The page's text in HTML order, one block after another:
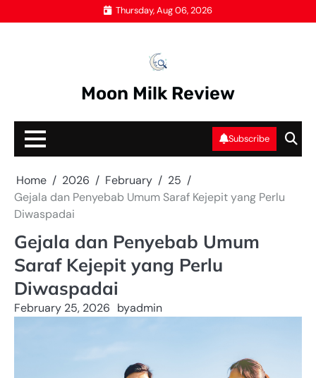
to
Thursday, Aug 06, 2026
Moon Milk Review
Subscribe
Home 2026 February
25
Gejala dan Penyebab Umum Saraf Kejepit yang Perlu
Diwaspadai
Gejala dan Penyebab Umum
Saraf Kejepit yang Perlu
Diwaspadai
February 25, 2026 byadmin